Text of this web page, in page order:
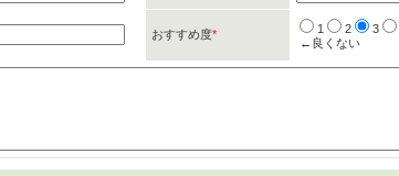
おすすめ度* 1 2 3
←良くない